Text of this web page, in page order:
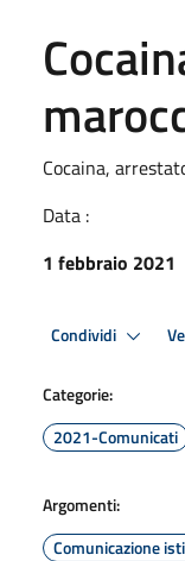
Cocaina,
Data :
1 febbraio 2021
Condividi
Categorie:
2021-Comunicati
Argomenti:
Comunicazione